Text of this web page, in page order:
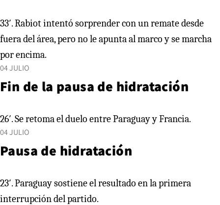
33′. Rabiot intentó sorprender con un remate desde
fuera del área, pero no le apunta al marco y se marcha
por encima.
04 JULIO
Fin de la pausa de hidratación
26′. Se retoma el duelo entre Paraguay y Francia.
04 JULIO
Pausa de hidratación
23′. Paraguay sostiene el resultado en la primera
interrupción del partido.